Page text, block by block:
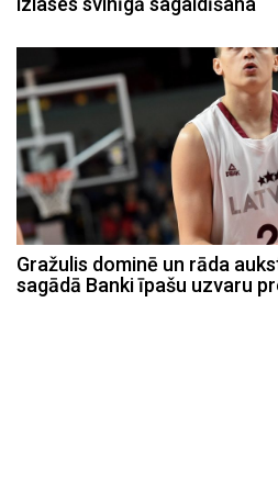
Gražulis dominē un rāda
sagādā Banki īpašu uzvaru